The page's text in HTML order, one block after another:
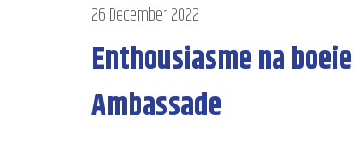
26 December 2022
Enthousiasme na
Ambassade